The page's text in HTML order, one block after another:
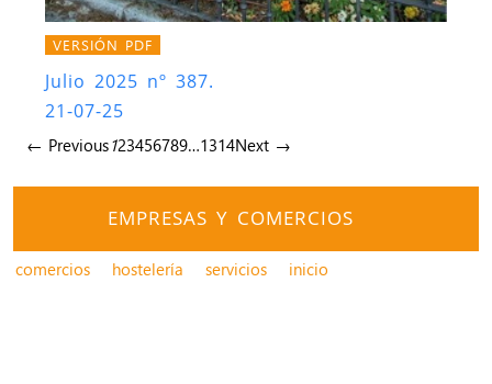
VERSIÓN PDF
Julio 2025 nº 387.
21-07-25
← Previous123456789…1314Next →
EMPRESAS Y COMERCIOS
comercios hostelería servicios inicio